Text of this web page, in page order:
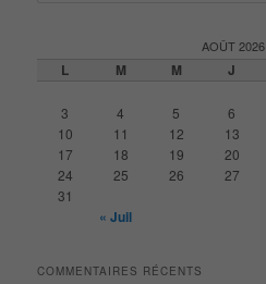
AOÛT 2026
L M M J
3
4 5 6
10
11 12 13
17
18 19 20
24
25 26 27
31
« Juil
COMMENTAIRES RÉCENTS